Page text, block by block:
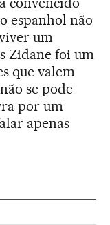
espanhol não
um
Zidane foi um
que valem
se pode
por um
apenas